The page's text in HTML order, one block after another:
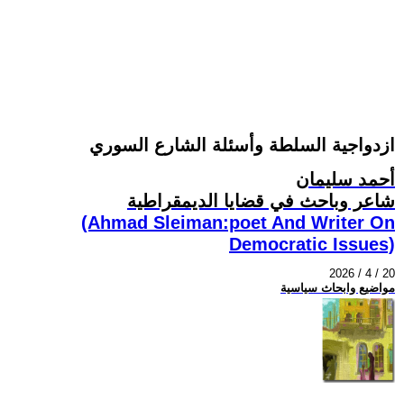
ازدواجية السلطة وأسئلة الشارع السوري
أحمد سليمان
شاعر وباحث في قضايا الديمقراطية
(Ahmad Sleiman:poet And Writer On
Democratic Issues)
2026 / 4 / 20
مواضيع وابحاث سياسية